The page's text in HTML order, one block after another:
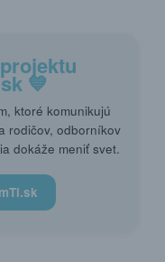
💙
ktoré komunikujú
rodičov, odborníkov
dokáže meniť svet.